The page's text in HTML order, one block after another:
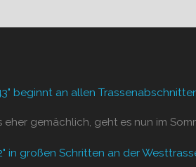
beginnt an allen
eher gemächlich, geht es nun im
in großen Schritten an der